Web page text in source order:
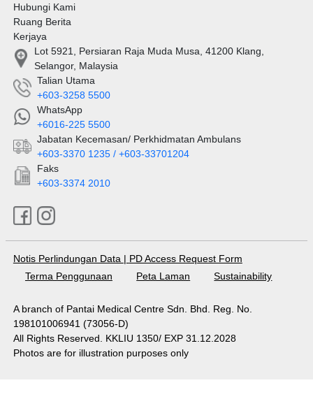
Hubungi Kami
Ruang Berita
Kerjaya
Lot 5921, Persiaran Raja Muda Musa, 41200 Klang,
Selangor, Malaysia
Talian Utama
+603-3258 5500
WhatsApp
+6016-225 5500
Jabatan Kecemasan/ Perkhidmatan Ambulans
+603-3370 1235 / +603-33701204
Faks
+603-3374 2010
Notis Perlindungan Data | PD Access Request Form
Terma Penggunaan
Peta Laman Sustainability
A branch of Pantai Medical Centre Sdn. Bhd. Reg. No.
198101006941 (73056-D)
All Rights Reserved. KKLIU 1350/ EXP 31.12.2028
Photos are for illustration purposes only